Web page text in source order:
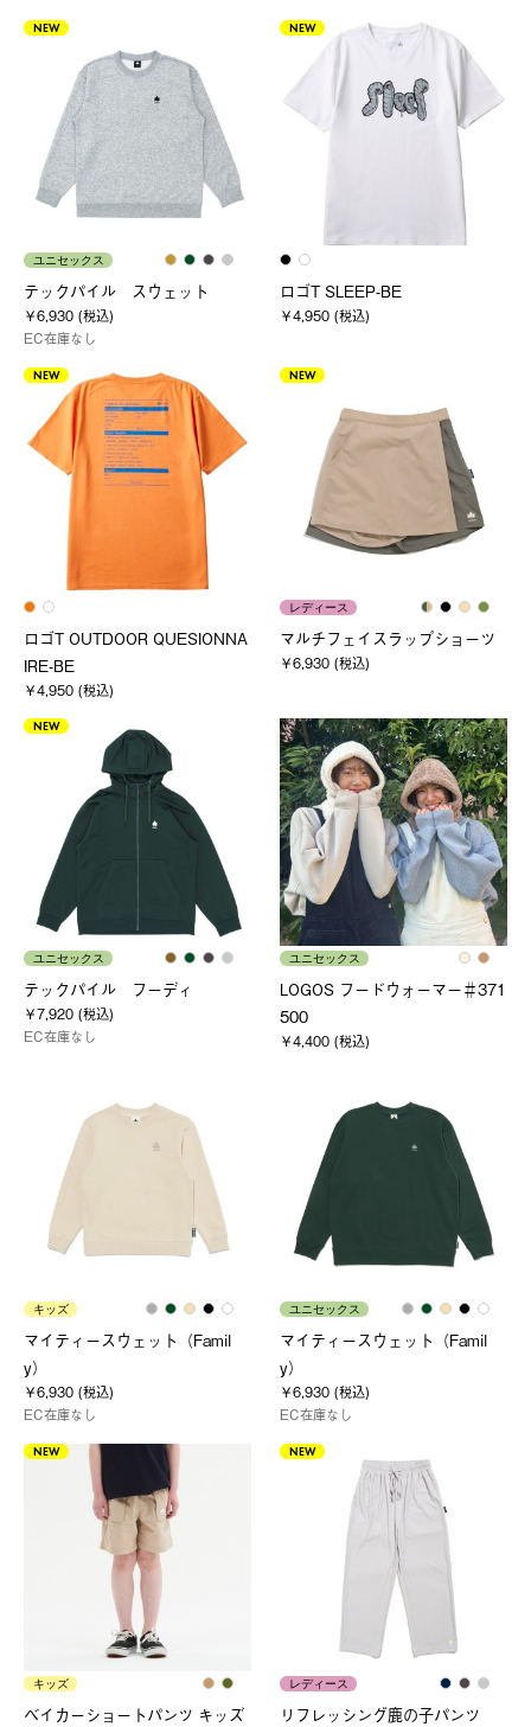
NEW
ユニセックス
テックパイル スウェット
￥6,930 (税込)
EC在庫なし
NEW
ロゴT SLEEP-BE
￥4,950 (税込)
NEW
ロゴT OUTDOOR QUESIONNA
IRE-BE
￥4,950 (税込)
NEW
レディース
マルチフェイスラップショーツ
￥6,930 (税込)
NEW
ユニセックス
テックパイル フーディ
￥7,920 (税込)
EC在庫なし
ユニセックス
LOGOS フードウォーマー＃371
500
￥4,400 (税込)
キッズ
マイティースウェット（Famil
y）
￥6,930 (税込)
EC在庫なし
ユニセックス
マイティースウェット（Famil
y）
￥6,930 (税込)
EC在庫なし
NEW
キッズ
ベイカーショートパンツ キッズ
NEW
レディース
リフレッシング鹿の子パンツ